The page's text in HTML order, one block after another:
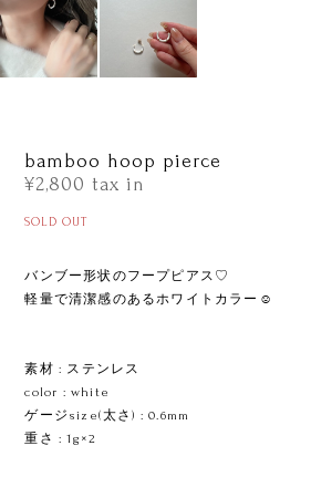
bamboo hoop pierce
¥2,800 tax in
SOLD OUT
バンブー形状のフープピアス♡
軽量で清潔感のあるホワイトカラー☺︎
素材 : ステンレス
color : white
ゲージsize(太さ) : 0.6mm
重さ : 1g×2